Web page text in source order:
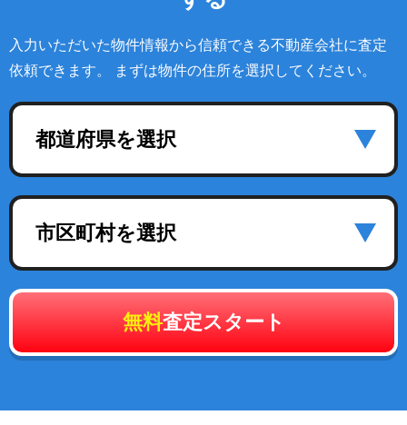
入力いただいた物件情報から信頼できる不動産会社に査定
依頼できます。 まずは物件の住所を選択してください。
都道府県を選択
市区町村を選択
無料査定スタート